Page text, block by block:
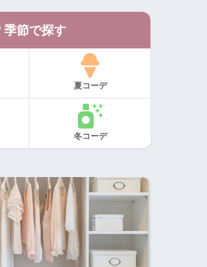
季節で探す
夏コーデ
冬コーデ